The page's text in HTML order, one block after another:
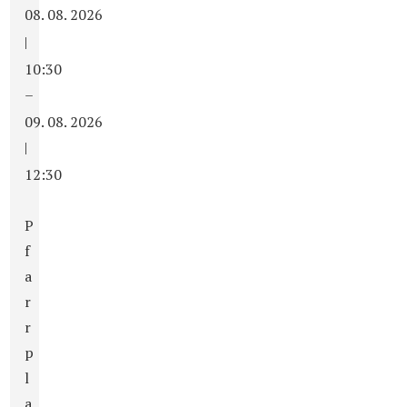
08. 08. 2026
|
10:30
–
09. 08. 2026
|
12:30
P
f
a
r
r
p
l